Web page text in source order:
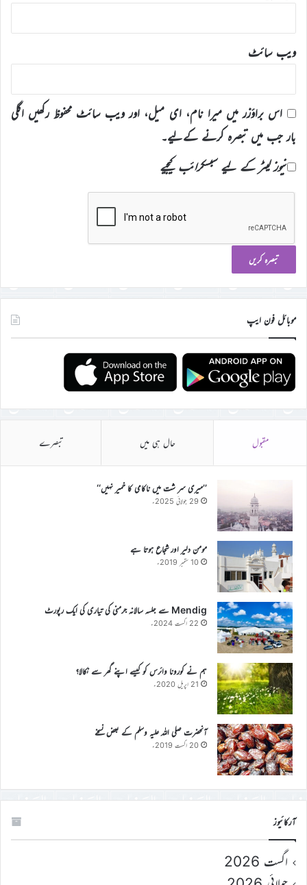
ویب‌ سائٹ
اس براؤزر میں میرا نام، ای میل، اور ویب سائٹ محفوظ رکھیں اگلی
بار جب میں تبصرہ کرنے کےلیے۔
نیوز لیٹر کے لیے سبسکرائب کیجیے
موبائل فون ایپ
مقبول حال ہی میں تبصرے
’’میری سر شت میں ناکامی کا خمیر نہیں‘‘
29 جولائی 2025ء
مومن دلیر اور شجاع ہوتا ہے
10 ستمبر 2019ء
Mendig سے جلسہ سالانہ جرمنی کی تیاری کی ایک رپورٹ
22 اگست 2024ء
ہم نے کورونا وائرس کو کیسے اپنے گھر سے نکالا؟
21 اپریل 2020ء
آنحضرت صلی اللہ علیہ وسلم کے بعض نسخے
20 اگست 2019ء
آرکائیوز
اگست 2026